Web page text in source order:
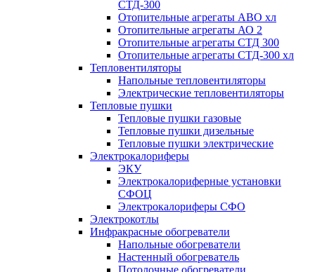
СТД-300
Отопительные агрегаты АВО хл
Отопительные агрегаты АО 2
Отопительные агрегаты СТД 300
Отопительные агрегаты СТД-300 хл
Тепловентиляторы
Напольные тепловентиляторы
Электрические тепловентиляторы
Тепловые пушки
Тепловые пушки газовые
Тепловые пушки дизельные
Тепловые пушки электрические
Электрокалориферы
ЭКУ
Электрокалориферные установки
СФОЦ
Электрокалориферы СФО
Электрокотлы
Инфракрасные обогреватели
Напольные обогреватели
Настенный обогреватель
Потолочные обогреватели